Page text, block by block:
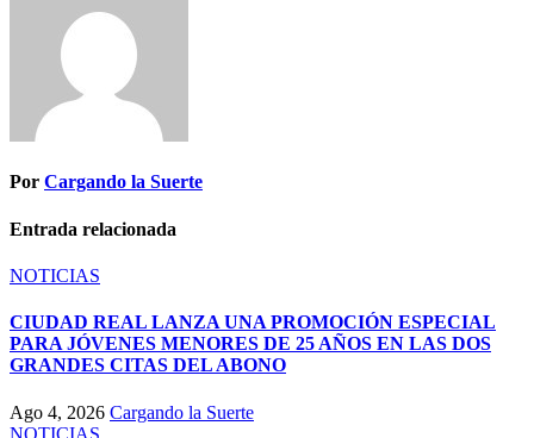
Por Cargando la Suerte
Entrada relacionada
NOTICIAS
CIUDAD REAL LANZA UNA PROMOCIÓN ESPECIAL
PARA JÓVENES MENORES DE 25 AÑOS EN LAS DOS
GRANDES CITAS DEL ABONO
Ago 4, 2026 Cargando la Suerte
NOTICIAS